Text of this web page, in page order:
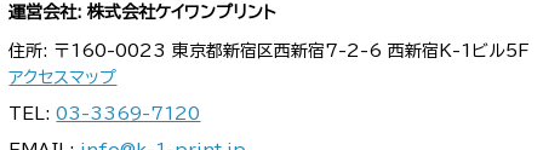
運営会社: 株式会社ケイワンプリント
住所: 〒160-0023 東京都新宿区西新宿7-2-6 西新宿K-1ビル5F
アクセスマップ
TEL:03-3369-7120